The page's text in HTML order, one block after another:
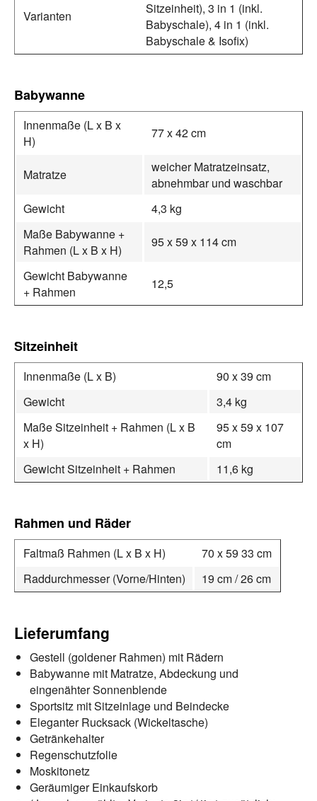
Varianten
Sitzeinheit), 3 in 1 (inkl.
Babyschale), 4 in 1 (inkl.
Babyschale & Isofix)
Babywanne
Innenmaße (L x B x
H)
77 x 42 cm
Matratze
weicher Matratzeinsatz,
abnehmbar und waschbar
Gewicht
4,3 kg
Maße Babywanne +
Rahmen (L x B x H)
95 x 59 x 114 cm
Gewicht Babywanne
+ Rahmen
12,5
Sitzeinheit
Innenmaße (L x B)
90 x 39 cm
Gewicht
3,4 kg
Maße Sitzeinheit + Rahmen (L x B
x H)
95 x 59 x 107
cm
Gewicht Sitzeinheit + Rahmen
11,6 kg
Rahmen und Räder
Faltmaß Rahmen (L x B x H)
70 x 59 33 cm
Raddurchmesser (Vorne/Hinten)
19 cm / 26 cm
Lieferumfang
Gestell (goldener Rahmen) mit Rädern
Babywanne mit Matratze, Abdeckung und
eingenähter Sonnenblende
Sportsitz mit Sitzeinlage und Beindecke
Eleganter Rucksack (Wickeltasche)
Getränkehalter
Regenschutzfolie
Moskitonetz
Geräumiger Einkaufskorb